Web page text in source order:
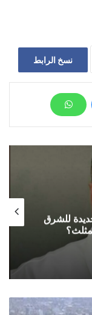
نسخ الرابط
للشرق